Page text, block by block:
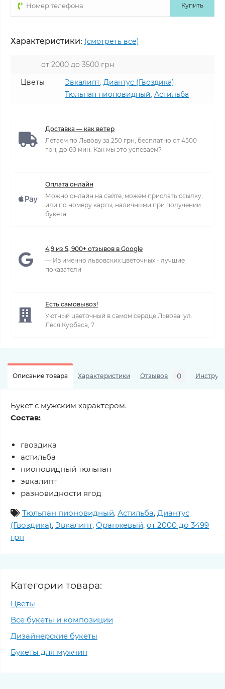
Купить
Характеристики: (смотреть все)
от 2000 до 3500 грн
Цветы
Эвкалипт, Диантус (Гвоздика),
Тюльпан пионовидный, Астильба
Доставка — как ветер
Летаем по Львову за 250 грн, бесплатно от 4500
грн, до 60 мин. Как мы это успеваем?
Оплата онлайн
Можно онлайн на сайте, можем прислать ссылку,
или по номеру карты, наличными при получении
букета.
4,9 из 5, 900+ отзывов в Google
— Из именно львовских цветочных - лучшие
показатели
Есть самовывоз!
Уютный цветочный в самом сердце Львова: ул.
Леся Курбаса, 7
Описание товара Характеристики Отзывов 0
Букет с мужским характером.
Состав:
гвоздика
астильба
пионовидный тюльпан
эвкалипт
разновидности ягод
Тюльпан пионовидный, Астильба, Диантус
(Гвоздика), Эвкалипт, Оранжевый, от 2000 до 3499
грн
Категории товара:
Цветы
Все букеты и композиции
Дизайнерские букеты
Букеты для мужчин